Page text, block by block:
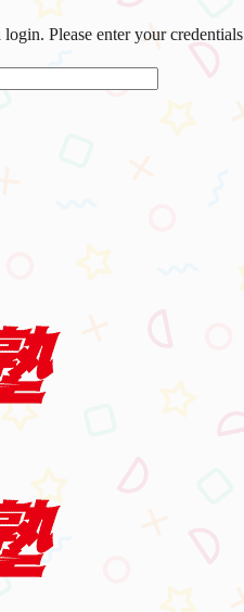
Please enter your credentials